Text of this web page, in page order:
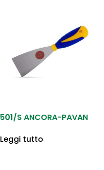
501/S ANCORA-PAVAN
Leggi tutto